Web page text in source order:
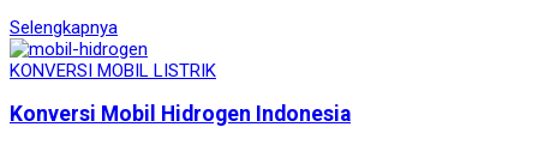
Selengkapnya
KONVERSI MOBIL LISTRIK
Konversi Mobil Hidrogen Indonesia